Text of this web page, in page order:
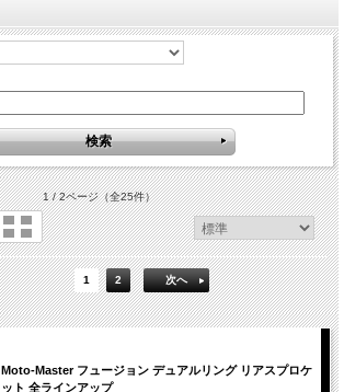
1 / 2ページ（全25件）
1 2 次へ
Moto-Master フュージョン デュアルリング リアスプロケ
ット 全ラインアップ